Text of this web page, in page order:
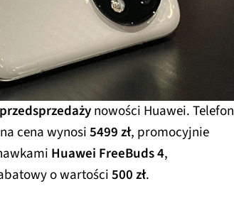
nowości Huawei. Telefon
cena wynosi5499 zł, promocyjnie
Huawei FreeBuds 4,
o wartości500 zł.